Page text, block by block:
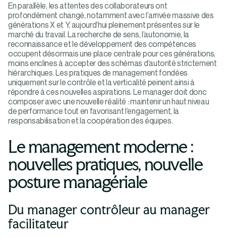
En parallèle, les attentes des collaborateurs ont
profondément changé, notamment avec l’arrivée massive des
générations X et Y, aujourd’hui pleinement présentes sur le
marché du travail. La recherche de sens, l’autonomie, la
reconnaissance et le développement des compétences
occupent désormais une place centrale pour ces générations,
moins enclines à accepter des schémas d’autorité strictement
hiérarchiques. Les pratiques de management fondées
uniquement sur le contrôle et la verticalité peinent ainsi à
répondre à ces nouvelles aspirations. Le manager doit donc
composer avec une nouvelle réalité : maintenir un haut niveau
de performance tout en favorisant l’engagement, la
responsabilisation et la coopération des équipes.
Le management moderne :
nouvelles pratiques, nouvelle
posture managériale
Du manager contrôleur au manager
facilitateur